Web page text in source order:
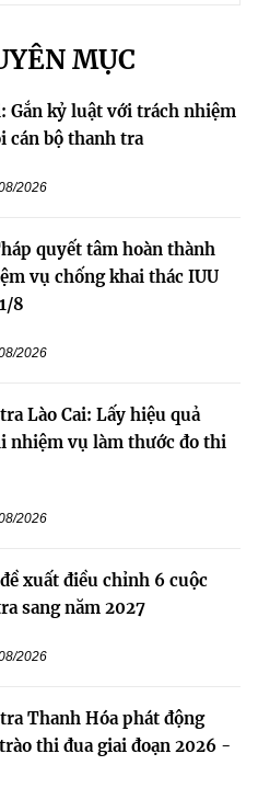
MỤC
Gắn kỷ luật với trách nhiệm
cán bộ thanh tra
2026
quyết tâm hoàn thành
vụ chống khai thác IUU
8
2026
Lào Cai: Lấy hiệu quả
nhiệm vụ làm thước đo thi
2026
xuất điều chỉnh 6 cuộc
sang năm 2027
2026
Thanh Hóa phát động
thi đua giai đoạn 2026 -